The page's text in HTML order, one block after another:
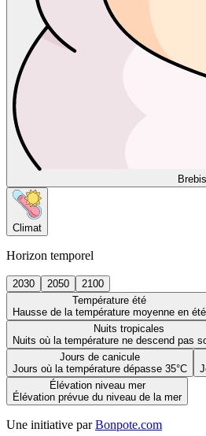
Climat
Horizon temporel
2030 2050
2100
Température été
Hausse de la température moyenne en été
Nuits tropicales
Nuits où la température ne descend pas
Jours de canicule
Jours où la température dépasse 35°C
Élévation niveau mer
Élévation prévue du niveau de la mer
Une initiative par Bonpote.com